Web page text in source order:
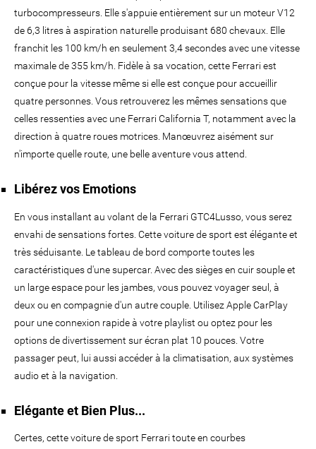
turbocompresseurs. Elle s'appuie entièrement sur un moteur V12
de 6,3 litres à aspiration naturelle produisant 680 chevaux. Elle
franchit les 100 km/h en seulement 3,4 secondes avec une vitesse
maximale de 355 km/h. Fidèle à sa vocation, cette Ferrari est
conçue pour la vitesse même si elle est conçue pour accueillir
quatre personnes. Vous retrouverez les mêmes sensations que
celles ressenties avec une Ferrari California T, notamment avec la
direction à quatre roues motrices. Manœuvrez aisément sur
n'importe quelle route, une belle aventure vous attend.
Libérez vos Emotions
En vous installant au volant de la Ferrari GTC4Lusso, vous serez
envahi de sensations fortes. Cette voiture de sport est élégante et
très séduisante. Le tableau de bord comporte toutes les
caractéristiques d'une supercar. Avec des sièges en cuir souple et
un large espace pour les jambes, vous pouvez voyager seul, à
deux ou en compagnie d'un autre couple. Utilisez Apple CarPlay
pour une connexion rapide à votre playlist ou optez pour les
options de divertissement sur écran plat 10 pouces. Votre
passager peut, lui aussi accéder à la climatisation, aux systèmes
audio et à la navigation.
Elégante et Bien Plus...
Certes, cette voiture de sport Ferrari toute en courbes